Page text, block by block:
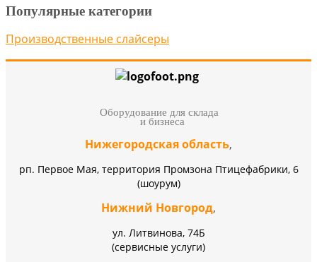
Популярные категории
Производственные слайсеры
Оборудование для склада
и бизнеса
Нижегородская область,
рп. Первое Мая, территория Промзона Птицефабрики, 6
(шоурум)
Нижний Новгород,
ул. Литвинова, 74Б
(сервисные услуги)